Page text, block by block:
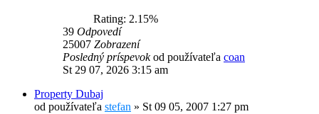
Rating: 2.15%
39 Odpovedí
25007 Zobrazení
Posledný príspevokod používateľa coan
St 29 07, 2026 3:15 am
Property Dubaj
od používateľa stefan » St 09 05, 2007 1:27 pm